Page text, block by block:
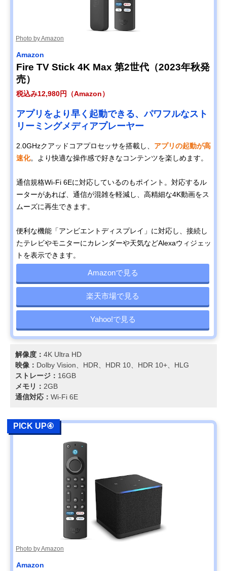
Photo by Amazon
Amazon
Fire TV Stick 4K Max 第2世代（2023年秋発
売）
税込み12,980円（Amazon）
アプリをより早く起動できる、パワフルなスト
リーミングメディアプレーヤー
2.0GHzクアッドコアプロセッサを搭載し、 アプリの起動が高
速化。より快適な操作感で好きなコンテンツを楽しめます。
通信規格Wi-Fi 6Eに対応しているのもポイント。対応するル
ーターがあれば、通信が混雑を軽減し、高精細な4K動画をス
ムーズに再生できます。
便利な機能「アンビエントディスプレイ」に対応し、接続し
たテレビやモニターにカレンダーや天気などAlexaウィジェッ
トを表示できます。
Amazonで見る
楽天市場で見る
Yahoo!で見る
解像度： 4K Ultra HD
映像： Dolby Vision、HDR、HDR 10、HDR 10+、HLG
ストレージ： 16GB
メモリ： 2GB
通信対応： Wi-Fi 6E
PICK UP④
Photo by Amazon
Amazon